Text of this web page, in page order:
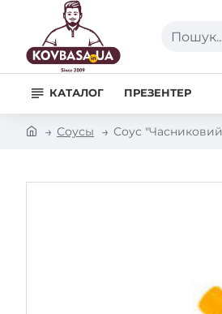
Пошук...
КАТАЛОГ ПРЕЗЕНТЕР
e
Соусы Соус